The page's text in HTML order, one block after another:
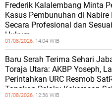
Frederik Kalalembang Minta
Kasus Pembunuhan di Nabire
Secara Profesional dan
Hukum
01/08/2026, 14:04 WIB
Baru Serah Terima Sehari
Toraja Utara: AKBP Yoseph,
Perintahkan URC Resmob
Tangkap Pelaku Kekerasan
01/08/2026, 12:36 WIB